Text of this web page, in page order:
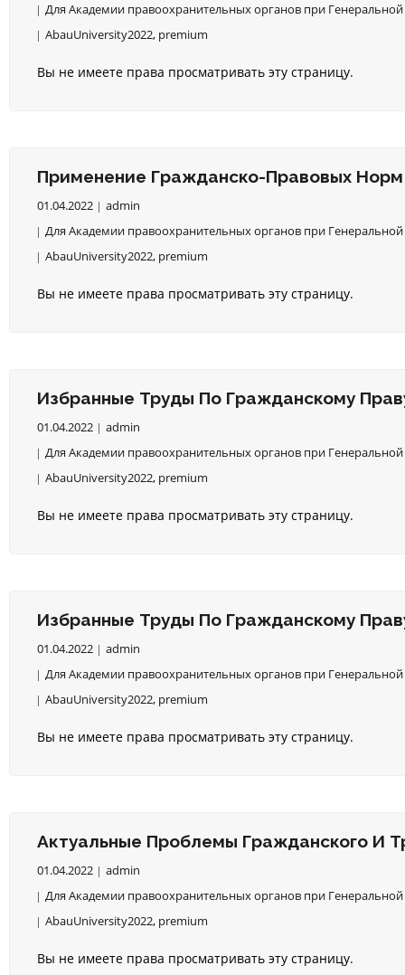
Для Академии правоохранительных органов при Генеральной
AbauUniversity2022, premium
Вы не имеете права просматривать эту страницу.
Применение Гражданско-Правовых
01.04.2022
admin
Для Академии правоохранительных органов при Генеральной
AbauUniversity2022, premium
Вы не имеете права просматривать эту страницу.
Избранные Труды По Гражданскому
01.04.2022
admin
Для Академии правоохранительных органов при Генеральной
AbauUniversity2022, premium
Вы не имеете права просматривать эту страницу.
Избранные Труды По Гражданскому
01.04.2022
admin
Для Академии правоохранительных органов при Генеральной
AbauUniversity2022, premium
Вы не имеете права просматривать эту страницу.
Актуальные Проблемы Гражданского И
01.04.2022
admin
Для Академии правоохранительных органов при Генеральной
AbauUniversity2022, premium
Вы не имеете права просматривать эту страницу.